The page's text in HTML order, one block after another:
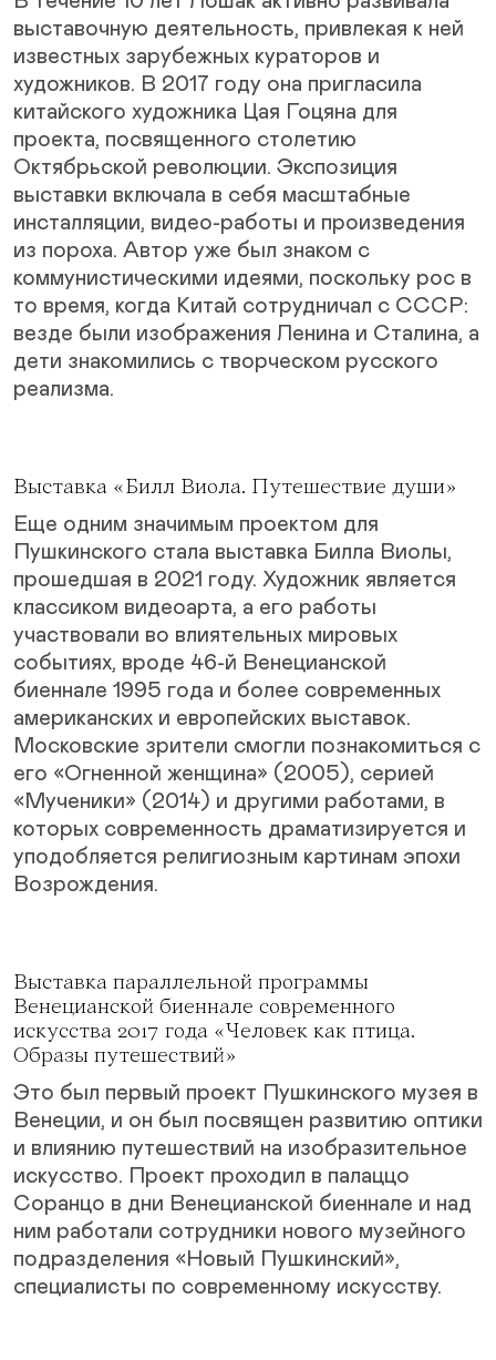
выставочную деятельность, привлекая к ней
известных зарубежных кураторов и
художников. В 2017 году она пригласила
китайского художника Цая Гоцяна для
проекта, посвященного столетию
Октябрьской революции. Экспозиция
выставки включала в себя масштабные
инсталляции, видео-работы и произведения
из пороха. Автор уже был знаком с
коммунистическими идеями, поскольку рос в
то время, когда Китай сотрудничал с СССР:
везде были изображения Ленина и Сталина, а
дети знакомились с творческом русского
реализма.
Выставка «Билл Виола. Путешествие души»
Еще одним значимым проектом для
Пушкинского стала выставка Билла Виолы,
прошедшая в 2021 году. Художник является
классиком видеоарта, а его работы
участвовали во влиятельных мировых
событиях, вроде 46-й Венецианской
биеннале 1995 года и более современных
американских и европейских выставок.
Московские зрители смогли познакомиться с
его «Огненной женщина» (2005), серией
«Мученики» (2014) и другими работами, в
которых современность драматизируется и
уподобляется религиозным картинам эпохи
Возрождения.
Выставка параллельной программы
Венецианской биеннале современного
искусства 2017 года «Человек как птица.
Образы путешествий»
Это был первый проект Пушкинского музея в
Венеции, и он был посвящен развитию оптики
и влиянию путешествий на изобразительное
искусство. Проект проходил в палаццо
Соранцо в дни Венецианской биеннале и над
ним работали сотрудники нового музейного
подразделения «Новый Пушкинский»,
специалисты по современному искусству.